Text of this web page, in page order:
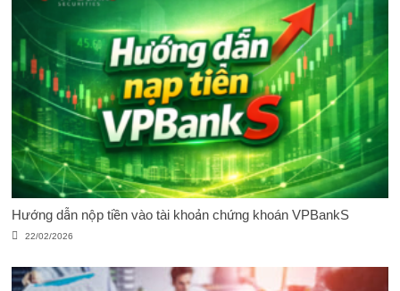
Hướng dẫn nộp tiền vào tài khoản chứng khoán VPBankS
22/02/2026